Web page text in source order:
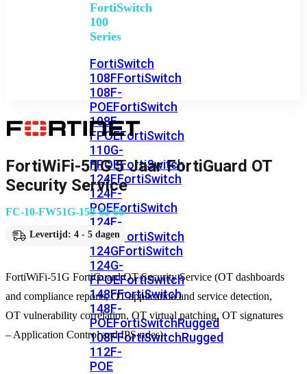
FortiSwitch
100
Series
FortiSwitch
108FFortiSwitch
108F-
POEFortiSwitch
108F-
FPOEFortiSwitch
110G-
FPOEFortiSwitch
124FFortiSwitch
124F-
POEFortiSwitch
124F-
FPOE FortiSwitch
124GFortiSwitch
124G-
FPOEFortiSwitch
148FFortiSwitch
148F-
POEFortiSwitchRugged
108FFortiSwitchRugged
112F-
POE
FortiWiFi-51G 5 Jaar FortiGuard OT
Security Service
FC-10-FW51G-159-02-60
Levertijd: 4 - 5 dagen
FortiWiFi-51G FortiGuard OT Security Service (OT dashboards
and compliance reports, OT application and service detection,
OT vulnerability correlation, OT virtual patching, OT signatures
– Application Control and IPS rules)